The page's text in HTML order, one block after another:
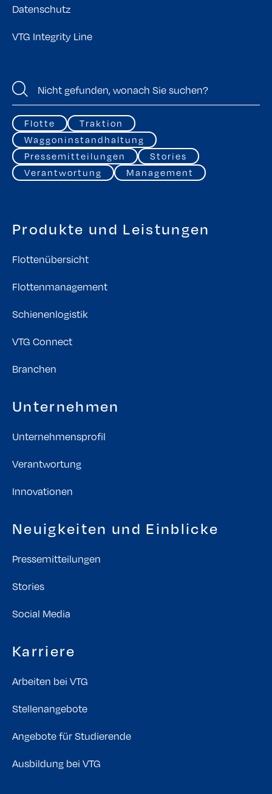
Datenschutz
VTG Integrity Line
Flotte
Traktion
Waggoninstandhaltung
Pressemitteilungen
Stories
Verantwortung
Management
Produkte und Leistungen
Flottenübersicht
Flottenmanagement
Schienenlogistik
VTG Connect
Branchen
Unternehmen
Unternehmensprofil
Verantwortung
Innovationen
Neuigkeiten und Einblicke
Pressemitteilungen
Stories
Social Media
Karriere
Arbeiten bei VTG
Stellenangebote
Angebote für Studierende
Ausbildung bei VTG